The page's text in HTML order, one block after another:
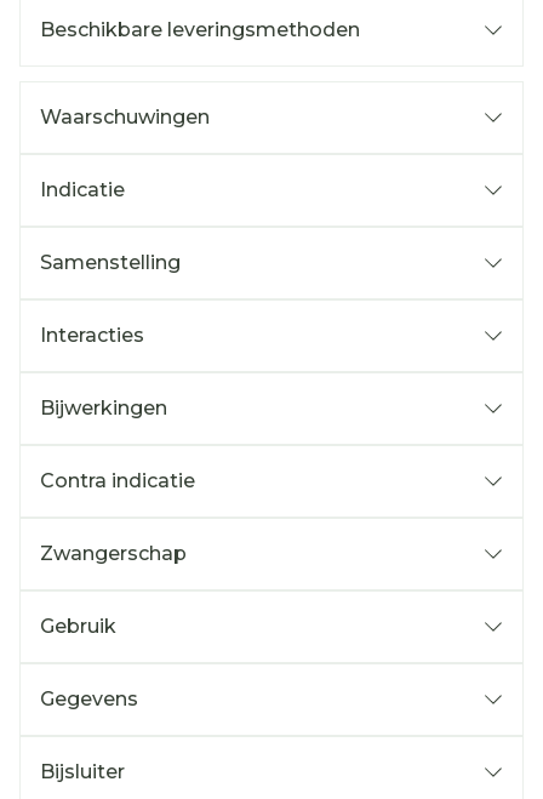
Beschikbare leveringsmethoden
Waarschuwingen
Indicatie
Samenstelling
Interacties
Bijwerkingen
Contra indicatie
Zwangerschap
Gebruik
Gegevens
Bijsluiter